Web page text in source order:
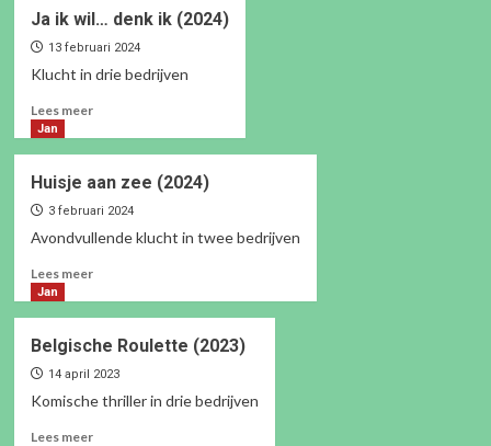
in
de
blokhut
Ja ik wil… denk ik (2024)
13 februari 2024
Klucht in drie bedrijven
Lees meerLees
ik
wil…
denk
(2024)
Jan
Huisje aan zee (2024)
3 februari 2024
Avondvullende klucht in twee bedrijven
Lees meerLees
aan
zee
(2024)
Jan
Belgische Roulette (2023)
14 april 2023
Komische thriller in drie bedrijven
Lees meerLees